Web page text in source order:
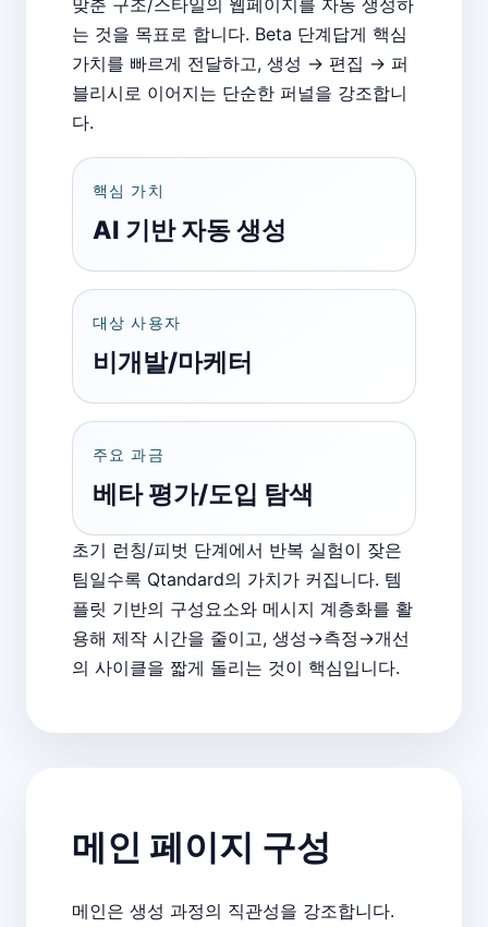
맞춘 구조/스타일의 웹페이지를 자동 생성하
는 것을 목표로 합니다. Beta 단계답게 핵심
가치를 빠르게 전달하고, 생성 → 편집 → 퍼
블리시로 이어지는 단순한 퍼널을 강조합니
다.
핵심 가치
AI 기반 자동 생성
대상 사용자
비개발/마케터
주요 과금
베타 평가/도입 탐색
초기 런칭/피벗 단계에서 반복 실험이 잦은
팀일수록 Qtandard의 가치가 커집니다. 템
플릿 기반의 구성요소와 메시지 계층화를 활
용해 제작 시간을 줄이고, 생성→측정→개선
의 사이클을 짧게 돌리는 것이 핵심입니다.
메인 페이지 구성
메인은 생성 과정의 직관성을 강조합니다.